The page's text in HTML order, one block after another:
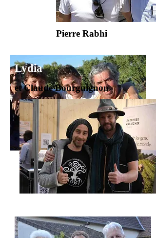
Pierre Rabhi
Lydia
et Claude Bourguignon